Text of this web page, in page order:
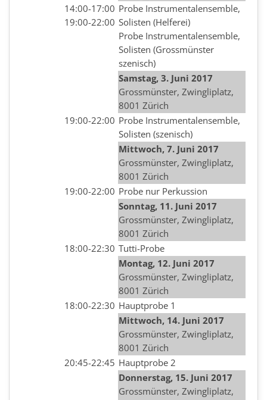
14:00-17:00
19:00-22:00
Probe Instrumentalensemble,
Solisten (Helferei)
Probe Instrumentalensemble,
Solisten (Grossmünster
szenisch)
Samstag, 3. Juni 2017
Grossmünster, Zwingliplatz,
8001 Zürich
19:00-22:00 Probe Instrumentalensemble,
Solisten (szenisch)
Mittwoch, 7. Juni 2017
Grossmünster, Zwingliplatz,
8001 Zürich
19:00-22:00 Probe nur Perkussion
Sonntag, 11. Juni 2017
Grossmünster, Zwingliplatz,
8001 Zürich
18:00-22:30 Tutti-Probe
Montag, 12. Juni 2017
Grossmünster, Zwingliplatz,
8001 Zürich
18:00-22:30 Hauptprobe 1
Mittwoch, 14. Juni 2017
Grossmünster, Zwingliplatz,
8001 Zürich
20:45-22:45 Hauptprobe 2
Donnerstag, 15. Juni 2017
Grossmünster, Zwingliplatz,